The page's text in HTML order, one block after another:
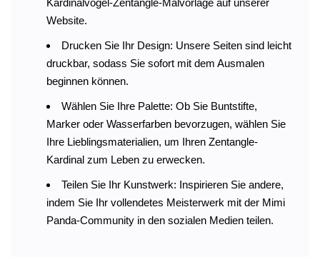
Website.
Drucken Sie Ihr Design: Unsere Seiten sind leicht
druckbar, sodass Sie sofort mit dem Ausmalen
beginnen können.
Wählen Sie Ihre Palette: Ob Sie Buntstifte,
Marker oder Wasserfarben bevorzugen, wählen Sie
Ihre Lieblingsmaterialien, um Ihren Zentangle-
Kardinal zum Leben zu erwecken.
Teilen Sie Ihr Kunstwerk: Inspirieren Sie andere,
indem Sie Ihr vollendetes Meisterwerk mit der Mimi
Panda-Community in den sozialen Medien teilen.